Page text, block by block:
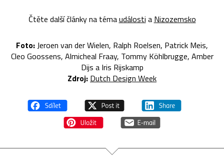
Čtěte další články na témaudálosti a Nizozemsko
Foto:Jeroen van der Wielen, Ralph Roelsen, Patrick Meis,
Cleo Goossens, Almicheal Fraay, Tommy Köhlbrugge, Amber
Dijs a Iris Rijskamp
Zdroj: Dutch Design Week